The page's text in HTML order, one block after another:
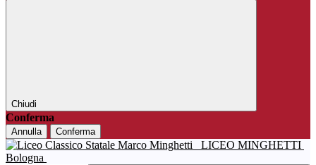
Chiudi
Conferma
Annulla Conferma
LICEO MINGHETTI
Bologna